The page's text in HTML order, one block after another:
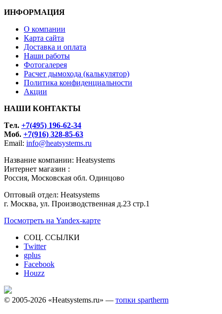
ИНФОРМАЦИЯ
О компании
Карта сайта
Доставка и оплата
Наши работы
Фотогалерея
Расчет дымохода (калькулятор)
Политика конфиденциальности
Акции
НАШИ КОНТАКТЫ
Tел. +7(495) 196-62-34
Моб. +7(916) 328-85-63
Email: info@heatsystems.ru
Название компании: Heatsystems
Интернет магазин :
Россия, Московская обл. Одинцово
Оптовый отдел: Heatsystems
г. Москва, ул. Производственная д.23 стр.1
Посмотреть на Yandex-карте
СОЦ. ССЫЛКИ
Twitter
gplus
Facebook
Houzz
© 2005-2026 «Heatsystems.ru» — топки spartherm